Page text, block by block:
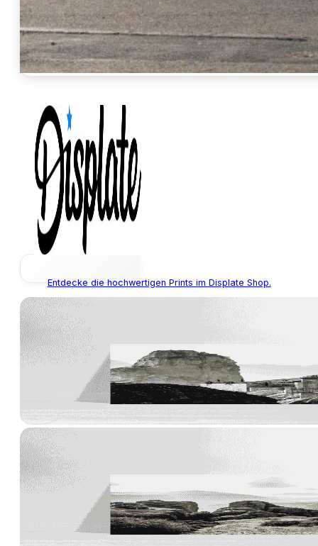
Entdecke die hochwertigen Prints im Displate Shop.